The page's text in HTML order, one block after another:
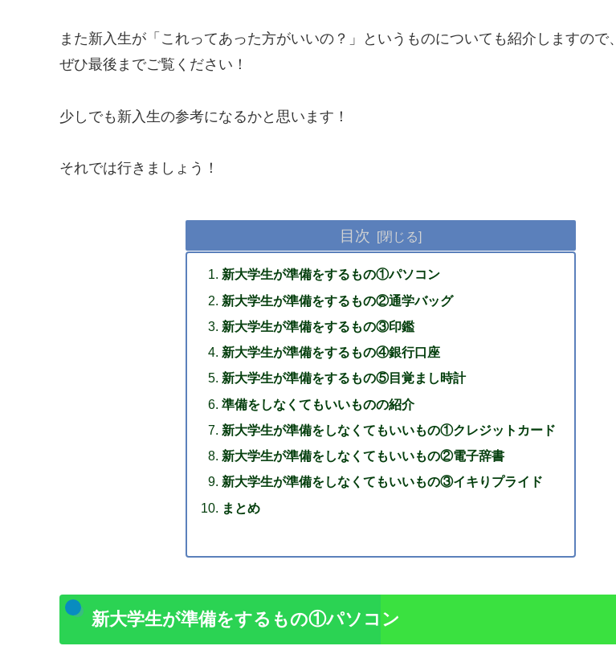
また新入生が「これってあった方がいいの？」というものについても紹介しますので、
ぜひ最後までご覧ください！
少しでも新入生の参考になるかと思います！
それでは行きましょう！
目次
新大学生が準備をするもの①パソコン
新大学生が準備をするもの②通学バッグ
新大学生が準備をするもの③印鑑
新大学生が準備をするもの④銀行口座
新大学生が準備をするもの⑤目覚まし時計
準備をしなくてもいいものの紹介
新大学生が準備をしなくてもいいもの①クレジットカード
新大学生が準備をしなくてもいいもの②電子辞書
新大学生が準備をしなくてもいいもの③イキりプライド
まとめ
新大学生が準備をするもの①パソコン